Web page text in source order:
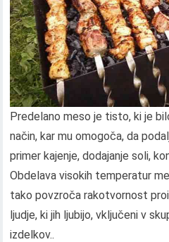
Predelano meso je tisto, ki je
način, kar mu omogoča, da
primer kajenje, dodajanje soli,
Obdelava visokih temperatur
tako povzroča rakotvornost
ljudje, ki jih ljubijo, vključeni v
izdelkov..